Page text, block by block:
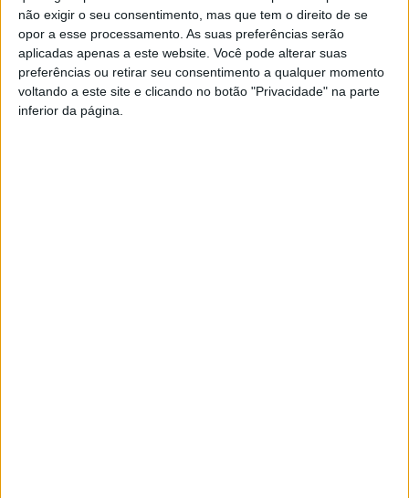
não exigir o seu consentimento, mas que tem o direito de se
opor a esse processamento. As suas preferências serão
aplicadas apenas a este website. Você pode alterar suas
preferências ou retirar seu consentimento a qualquer momento
voltando a este site e clicando no botão "Privacidade" na parte
inferior da página.
Para a noite do dia 23, está agendado o webinar
“Microplásticos em ecossistemas dulçaquícolas: Um
problema ambiental emergente”, que terá como
oradora Ana Luisa Silva, do Centro de Estudos do
Ambiente e do Mar, da Universidade de Aveiro. Serão